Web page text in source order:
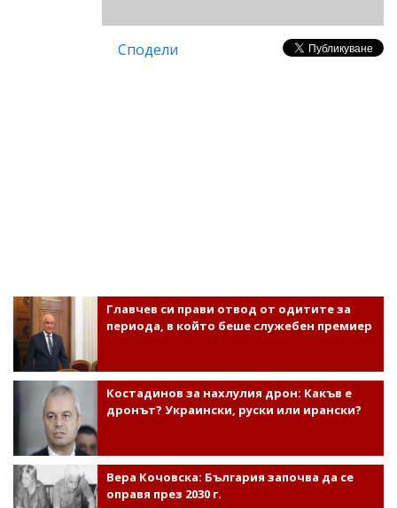
Сподели
Главчев си прави отвод от одитите за
периода, в който беше служебен премиер
Костадинов за нахлулия дрон: Какъв е
дронът? Украински, руски или ирански?
Вера Кочовска: България започва да се
оправя през 2030 г.